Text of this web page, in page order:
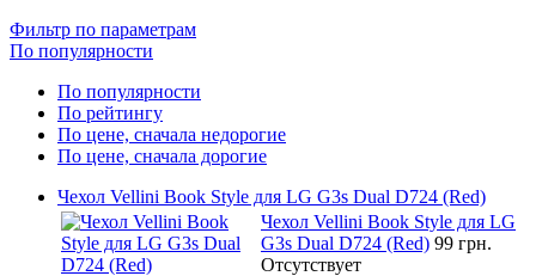
Фильтр по параметрам
По популярности
По популярности
По рейтингу
По цене, сначала недорогие
По цене, сначала дорогие
Чехол Vellini Book Style для LG G3s Dual D724 (Red)
Чехол Vellini Book Style для LG
G3s Dual D724 (Red) 99 грн.
Отсутствует